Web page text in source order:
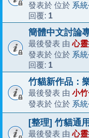
發表於 位於 系
回覆: 1
簡體中文討論
最後發表 由心
發表於 位於 系
回覆: 1
竹貓新作品：
最後發表 由 小
發表於 位於 系
[整理] 竹貓通
最後發表 由心